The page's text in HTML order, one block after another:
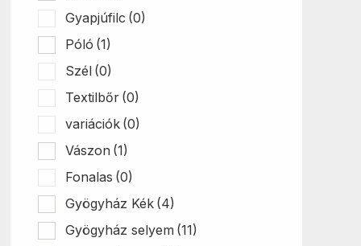
Gyapjúfilc (0)
Póló (1)
Szél (0)
Textilbőr (0)
variációk (0)
Vászon (1)
Fonalas (0)
Gyögyház Kék (4)
Gyögyház selyem (11)